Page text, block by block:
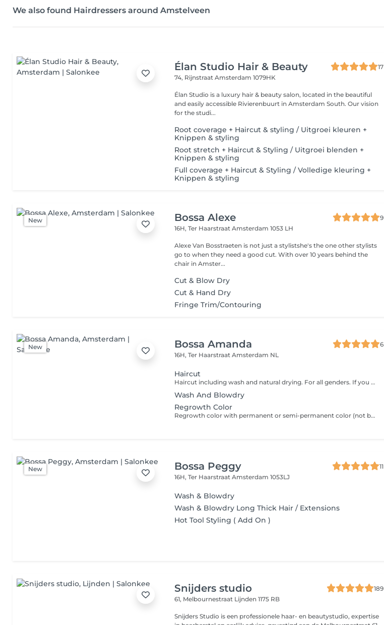
We also found Hairdressers around Amstelveen
Élan Studio Hair & Beauty
17
74, RijnstraatAmsterdam 1079HK
Élan Studio is a luxury hair & beauty salon, located in the beautiful
and easily accessible Rivierenbuurt in Amsterdam South. Our vision
for the studi...
Root coverage + Haircut & styling / Uitgroei kleuren +
Knippen & styling
Root stretch + Haircut & Styling / Uitgroei blenden +
Knippen & styling
Full coverage + Haircut & Styling / Volledige kleuring +
Knippen & styling
New Bossa Alexe
9
16H, Ter HaarstraatAmsterdam 1053 LH
Alexe Van Bosstraeten is not just a stylistshe's the one other stylists
go to when they need a good cut. With over 10 years behind the
chair in Amster...
Cut & Blow Dry
Cut & Hand Dry
Fringe Trim/Contouring
New Bossa Amanda
6
16H, Ter HaarstraatAmsterdam NL
Haircut
Haircut including wash and natural drying. For all genders. If you have very long/thick hair or thick curly hair please choose haircut with blowdry/diffuse dry.
Wash And Blowdry
Regrowth Color
Regrowth color with permanent or semi-permanent color (not bleach). If you have waited more than 3 months, book full color.
New Bossa Peggy
11
16H, Ter HaarstraatAmsterdam 1053LJ
Wash & Blowdry
Wash & Blowdry Long Thick Hair / Extensions
Hot Tool Styling ( Add On )
Snijders studio
189
61, Melbournestraat Lijnden 1175 RB
Snijders Studio is een professionele haar- en beautystudio, expertise